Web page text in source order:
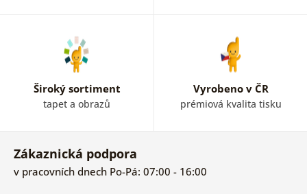
Široký sortiment
tapet a obrazů
Vyrobeno v ČR
prémiová kvalita tisku
Zákaznická podpora
v pracovních dnech Po-Pá: 07:00 - 16:00